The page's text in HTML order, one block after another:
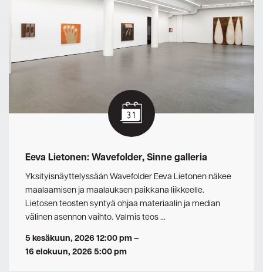
Eeva Lietonen: Wavefolder, Sinne galleria
Yksityisnäyttelyssään Wavefolder Eeva Lietonen näkee
maalaamisen ja maalauksen paikkana liikkeelle.
Lietosen teosten syntyä ohjaa materiaalin ja median
välinen asennon vaihto. Valmis teos …
5 kesäkuun, 2026 12:00 pm–
16 elokuun, 2026 5:00 pm